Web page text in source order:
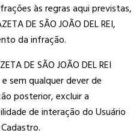
às regras aqui previstas,
DE SÃO JOÃO DEL REI,
da infração.
DE SÃO JOÃO DEL REI
sem qualquer dever de
posterior, excluir a
de interação do Usuário